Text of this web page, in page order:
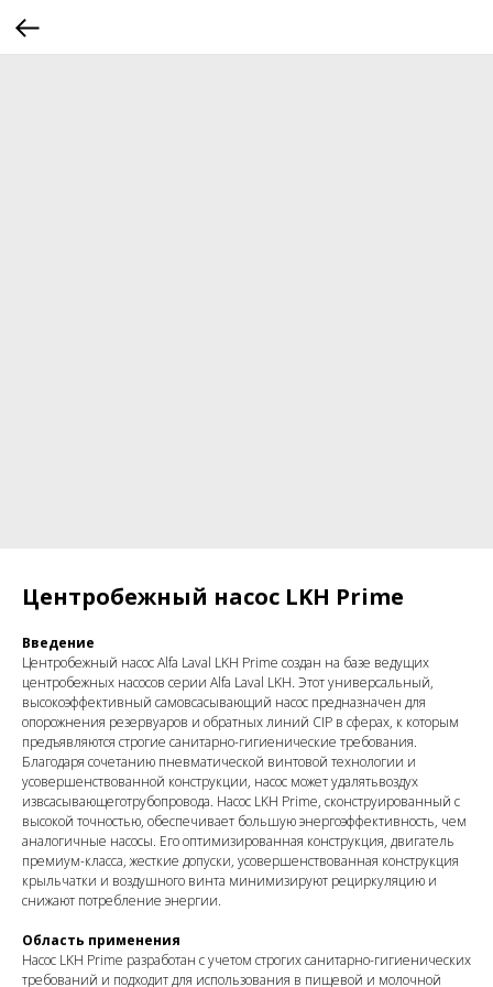
Центробежный насос LKH Prime
Введение
Центробежный насос Alfa Laval LKH Prime создан на базе ведущих
центробежных насосов серии Alfa Laval LKH. Этот универсальный,
высокоэффективный самовсасывающий насос предназначен для
опорожнения резервуаров и обратных линий CIP в сферах, к которым
предъявляются строгие санитарно-гигиенические требования.
Благодаря сочетанию пневматической винтовой технологии и
усовершенствованной конструкции, насос может удалятьвоздух
извсасывающеготрубопровода. Насос LKH Prime, сконструированный с
высокой точностью, обеспечивает большую энергоэффективность, чем
аналогичные насосы. Его оптимизированная конструкция, двигатель
премиум-класса, жесткие допуски, усовершенствованная конструкция
крыльчатки и воздушного винта минимизируют рециркуляцию и
снижают потребление энергии.
Область применения
Насос LKH Prime разработан с учетом строгих санитарно-гигиенических
требований и подходит для использования в пищевой и молочной